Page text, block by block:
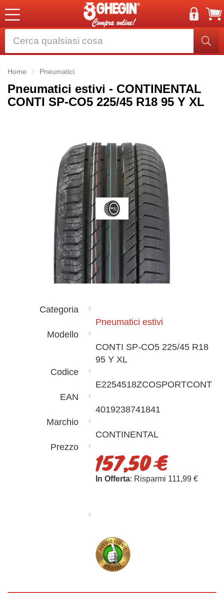
Home Pneumatici
Pneumatici estivi - CONTINENTAL
CONTI SP-CO5 225/45 R18 95 Y XL
Categoria
Pneumatici estivi
Modello
CONTI SP-CO5 225/45 R18
95 Y XL
Codice
E2254518ZCOSPORTCONT
EAN
4019238741841
Marchio
CONTINENTAL
Prezzo
157,50 €
In Offerta: Risparmi 111,99 €